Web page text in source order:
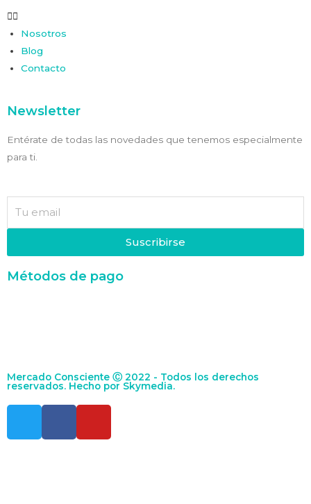
Nosotros
Blog
Contacto
Newsletter
Entérate de todas las novedades que tenemos especialmente
para ti.
Suscribirse
Métodos de pago
Mercado Consciente Ⓒ 2022 - Todos los derechos
reservados. Hecho por Skymedia.